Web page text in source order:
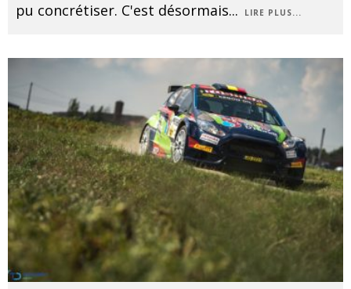
pu concrétiser. C'est désormais... LIRE PLUS...